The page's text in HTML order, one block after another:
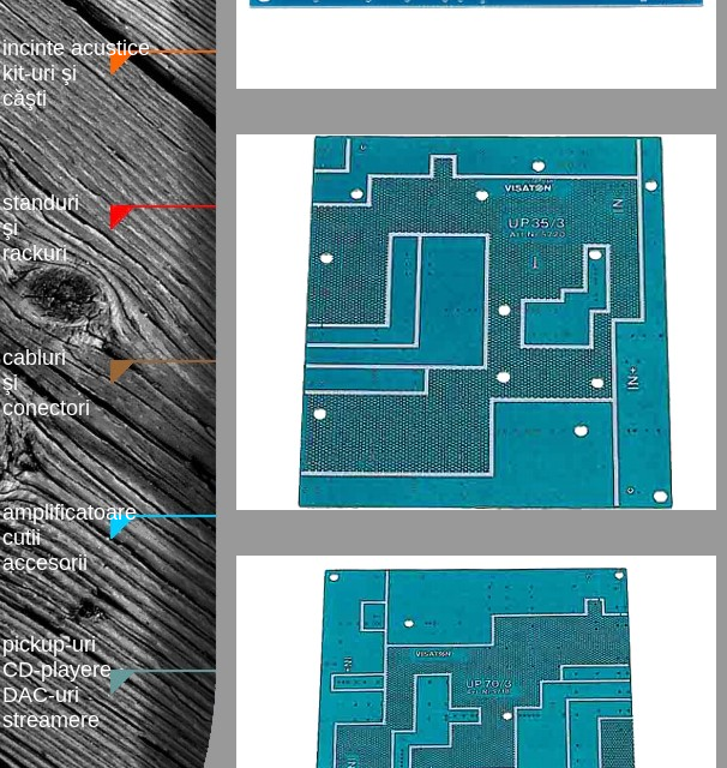
standuri
şi
rackuri
cabluri
şi
conectori
amplificatoare
cutii
accesorii
incinte acustice
kit-uri şi
căşti
pickup-uri
CD-playere
DAC-uri
streamere